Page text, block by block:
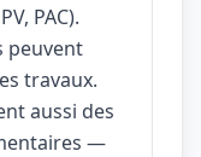
PAC).
peuvent
travaux.
aussi des
—